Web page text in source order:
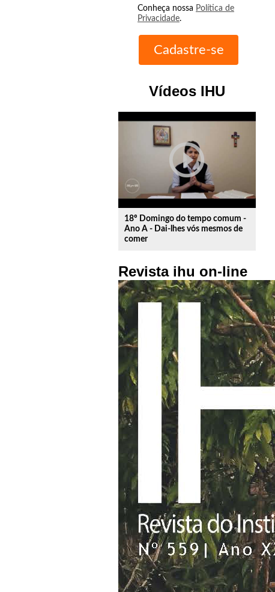
Conheça nossa Política de
Privacidade.
Vídeos IHU
play_circle_outline
18º Domingo do tempo comum -
Ano A - Dai-lhes vós mesmos de
comer
Revista ihu on-line